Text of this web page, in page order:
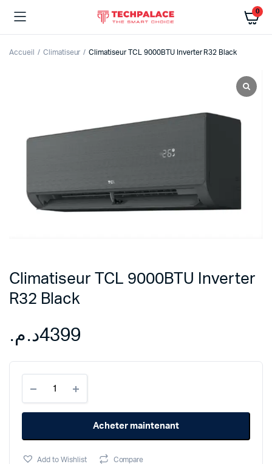
0
Accueil Climatiseur Climatiseur TCL 9000BTU Inverter R32 Black
Climatiseur TCL 9000BTU Inverter
R32 Black
4399د.م.
TCL
9000BTU
Inverter
Black
Acheter maintenant
Add to Wishlist Compare